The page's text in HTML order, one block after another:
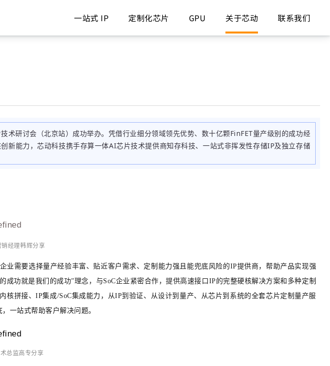
一站式 IP 定制化芯片 GPU 关于芯动 联系我们
术研讨会（北京站）成功举办。 凭借行业细分领域领先优势、数十亿颗FinFET量产级别的成功经
能力，芯动科技携手存算一体AI芯片技术提供商知存科技、一站式非挥发性存储IP及独立存储
经理韩辉分享
需要选择量产经验丰富、贴近客户需求、定制能力强且能兜底风险的IP提供商，帮助产品实现强
功就是我们的成功”理念，与SoC企业紧密合作，提供高速接口IP的完整硬核解决方案和多种定制
拼接、IP集成/SoC集成能力，从IP到验证、从设计到量产、从芯片到系统的全套芯片定制量产服
一站式帮助客户解决问题。
总监高专分享